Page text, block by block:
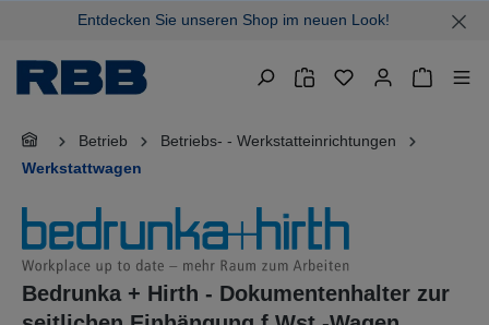
springenEntdecken Sie unseren Shop im neuen Look!
Betrieb
Betriebs- - Werkstatteinrichtungen
Werkstattwagen
Bedrunka + Hirth - Dokumentenhalter zur